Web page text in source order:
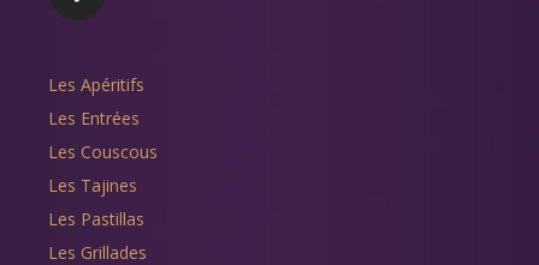
Les Apéritifs
Les Entrées
Les Couscous
Les Tajines
Les Pastillas
Les Grillades